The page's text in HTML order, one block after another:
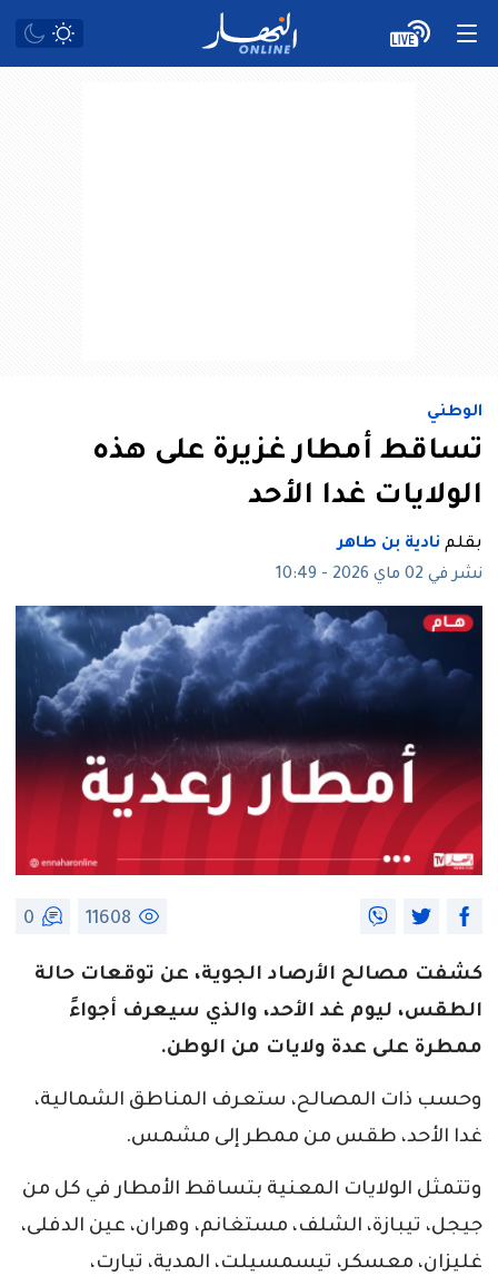
الوطني
تساقط أمطار غزيرة على هذه
الولايات غدا الأحد
بقلم نادية بن طاهر
نشر في 02 ماي 2026 - 10:49
11608
0
كشفت مصالح الأرصاد الجوية، عن توقعات حالة
الطقس، ليوم غد الأحد، والذي سيعرف أجواءً
ممطرة على عدة ولايات من الوطن.
وحسب ذات المصالح، ستعرف المناطق الشمالية،
غدا الأحد، طقس من ممطر إلى مشمس.
وتتمثل الولايات المعنية بتساقط الأمطار في كل من
جيجل، تيبازة، الشلف، مستغانم، وهران، عين الدفلى،
غليزان، معسكر، تيسمسيلت، المدية، تيارت،